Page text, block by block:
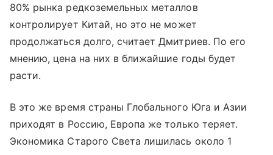
80% рынка редкоземельных металлов
контролирует Китай, но это не может
продолжаться долго, считает Дмитриев. По его
мнению, цена на них в ближайшие годы будет
расти.
В это же время страны Глобального Юга и Азии
приходят в Россию, Европа же только теряет.
Экономика Старого Света лишилась около 1